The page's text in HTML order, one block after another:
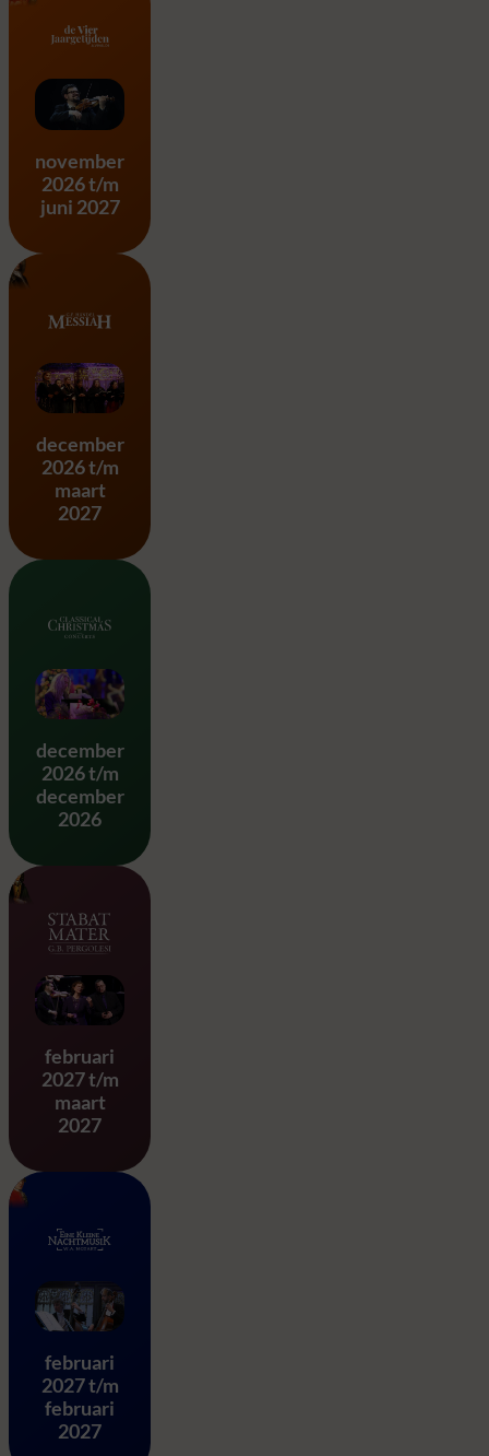
Vier Jaargetijden – A.
november
2026 t/m
juni 2027
Messiah – G.F. Händel
december
2026 t/m
maart
2027
Classical Christmas
december
2026 t/m
december
2026
Stabat Mater – G.B.
februari
2027 t/m
maart
2027
Eine Kleine Nachtmusik –
februari
2027 t/m
februari
2027